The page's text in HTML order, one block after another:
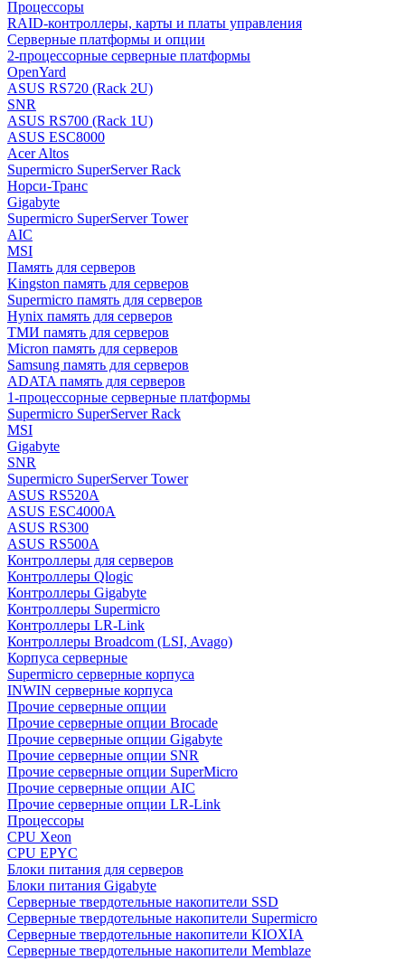
Процессоры
RAID-контроллеры, карты и платы управления
Серверные платформы и опции
2-процессорные серверные платформы
OpenYard
ASUS RS720 (Rack 2U)
SNR
ASUS RS700 (Rack 1U)
ASUS ESC8000
Acer Altos
Supermicro SuperServer Rack
Норси-Транс
Gigabyte
Supermicro SuperServer Tower
AIC
MSI
Память для серверов
Kingston память для серверов
Supermicro память для серверов
Hynix память для серверов
ТМИ память для серверов
Micron память для серверов
Samsung память для серверов
ADATA память для серверов
1-процессорные серверные платформы
Supermicro SuperServer Rack
MSI
Gigabyte
SNR
Supermicro SuperServer Tower
ASUS RS520A
ASUS ESC4000A
ASUS RS300
ASUS RS500A
Контроллеры для серверов
Контроллеры Qlogic
Контроллеры Gigabyte
Контроллеры Supermicro
Контроллеры LR-Link
Контроллеры Broadcom (LSI, Avago)
Корпуса серверные
Supermicro серверные корпуса
INWIN серверные корпуса
Прочие серверные опции
Прочие серверные опции Brocade
Прочие серверные опции Gigabyte
Прочие серверные опции SNR
Прочие серверные опции SuperMicro
Прочие серверные опции AIC
Прочие серверные опции LR-Link
Процессоры
CPU Xeon
CPU EPYC
Блоки питания для серверов
Блоки питания Gigabyte
Серверные твердотельные накопители SSD
Cерверные твердотельные накопители Supermicro
Cерверные твердотельные накопители KIOXIA
Cерверные твердотельные накопители Memblaze